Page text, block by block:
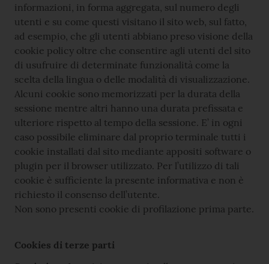
informazioni, in forma aggregata, sul numero degli
utenti e su come questi visitano il sito web, sul fatto,
ad esempio, che gli utenti abbiano preso visione della
cookie policy oltre che consentire agli utenti del sito
di usufruire di determinate funzionalità come la
scelta della lingua o delle modalità di visualizzazione.
Alcuni cookie sono memorizzati per la durata della
sessione mentre altri hanno una durata prefissata e
ulteriore rispetto al tempo della sessione. E’ in ogni
caso possibile eliminare dal proprio terminale tutti i
cookie installati dal sito mediante appositi software o
plugin per il browser utilizzato. Per l’utilizzo di tali
cookie è sufficiente la presente informativa e non è
richiesto il consenso dell’utente.
Non sono presenti cookie di profilazione prima parte.
Cookies di terze parti